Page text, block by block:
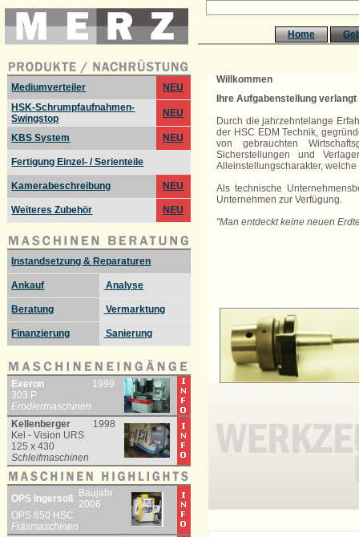
Home
Mediumverteiler
NEU
HSK-Schrumpfaufnahmen-
Swingstop
NEU
KBS System NEU
Fertigung Einzel- / Serienteile
Kamerabeschreibung NEU
Weiteres Zubehör NEU
Instandsetzung & Reparaturen
Ankauf Analyse
Beratung Vermarktung
Finanzierung Sanierung
Exeron
1999
303 P
Erodiermaschinen
Kellenberger
1998
Kel - Vision URS
125 x 430
Schleifmaschinen
OPS Ingersoll
Baujahr
2006
OPS 650 HSC
Fräsmaschinen
Willkommen
Ihre Aufgabenstellung
Durch die jahrzehntelange
der HSC EDM Technik,
von gebrauchten
Sicherstellungen und
Alleinstellungscharakter,
Als technische
Unternehmen zur Verfügung.
"Man entdeckt keine neuen